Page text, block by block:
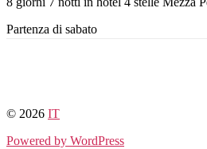
Partenza di sabato
© 2026 IT
Powered by WordPress